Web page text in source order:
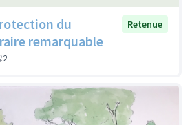
du
remarquable
Retenue
2